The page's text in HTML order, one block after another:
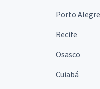
Porto Alegre
Recife
Osasco
Cuiabá